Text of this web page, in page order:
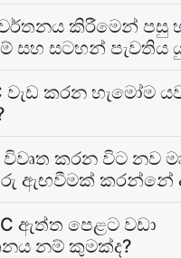
කිරීමෙන් පසු
සහ සටහන් පැවතිය
වැඩ කරන හැමෝම
විවෘත කරන විට නව
ඇඟවීමක් කරන්නේ
ඇත්ත පෙළට වඩා
නම් කුමක්ද?